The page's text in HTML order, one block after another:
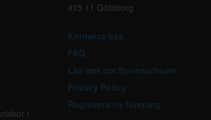
i
415 11 Göteborg
Kontakta oss
FAQ
Läs mer om Sponsorhuset
Privacy Policy
Registrera ny förening